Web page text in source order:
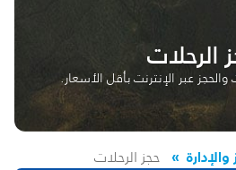
الرحلات
عبر الإنترنت بأقل الأسعار.
والإدارة
حجز الرحلات